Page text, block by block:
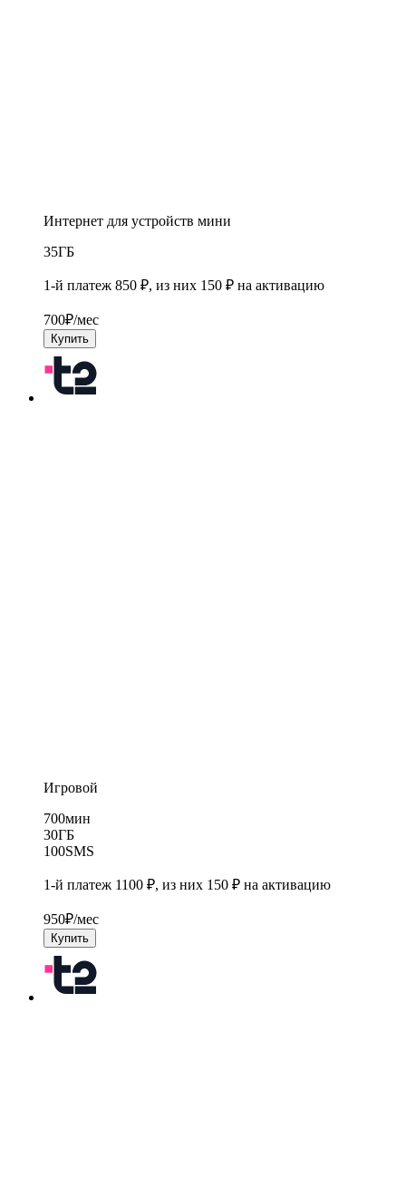
Интернет для устройств мини
35ГБ
1-й платеж 850 ₽, из них 150 ₽ на активацию
700₽/мес
Купить
Игровой
700мин
30ГБ
100SMS
1-й платеж 1100 ₽, из них 150 ₽ на активацию
950₽/мес
Купить